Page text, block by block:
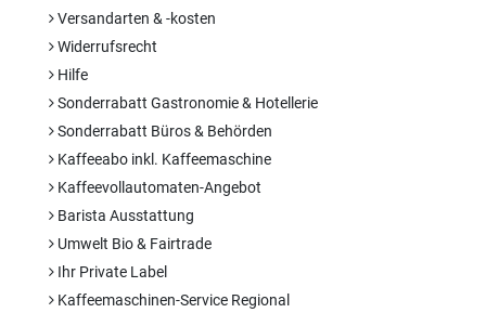
Versandarten & -kosten
Widerrufsrecht
Hilfe
Sonderrabatt Gastronomie & Hotellerie
Sonderrabatt Büros & Behörden
Kaffeeabo inkl. Kaffeemaschine
Kaffeevollautomaten-Angebot
Barista Ausstattung
Umwelt Bio & Fairtrade
Ihr Private Label
Kaffeemaschinen-Service Regional